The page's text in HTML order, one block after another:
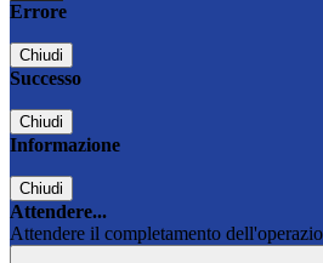
Errore
Chiudi
Successo
Chiudi
Informazione
Chiudi
Attendere...
Attendere il completamento